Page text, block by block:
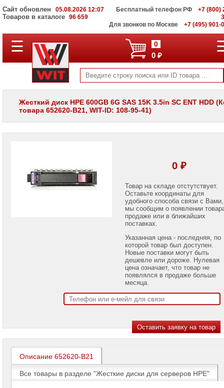
Сайт обновлен 05.08.2026 12:07
Товаров в каталоге 96 659
Бесплатный телефон РФ
+7 (800)
Для звонков по Москве
+7 (495) 901-
ПОЛНЫЙ
КАТАЛОГ
Корпоративные
серверы
WIT
Системы
хранения
LCD
панели
Name
Принтеры
плоттеры
МФУ
Серверы
☰ 0
0 ₽
Жесткий диск HPE 600GB 6G SAS 15K 3.5in SC ENT HDD
товара 652620-B21, WIT-ID: 108-95-41)
0 ₽
Товар на складе отстутствует.
Оставьте координаты для
удобного способа связи с Вами,
мы сообщим о появлении
продаже или в ближайших
поставках.
Указанная цена - последняя, по
которой товар был доступен.
Новые поставки могут быть
дешевле или дороже. Нулевая
цена означает, что товар не
появлялся в продаже больше
месяца.
Описание 652620-B21
Все товары в разделе "Жесткие диски для серверов HPE"